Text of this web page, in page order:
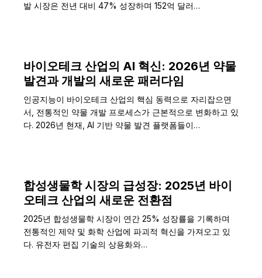
발 시장은 전년 대비 47% 성장하며 152억 달러…
바이오테크 산업의 AI 혁신: 2026년 약물
발견과 개발의 새로운 패러다임
인공지능이 바이오테크 산업의 핵심 동력으로 자리잡으면
서, 전통적인 약물 개발 프로세스가 근본적으로 변화하고 있
다. 2026년 현재, AI 기반 약물 발견 플랫폼들이…
합성생물학 시장의 급성장: 2025년 바이
오테크 산업의 새로운 전환점
2025년 합성생물학 시장이 연간 25% 성장률을 기록하며
전통적인 제약 및 화학 산업에 파괴적 혁신을 가져오고 있
다. 유전자 편집 기술의 상용화와…